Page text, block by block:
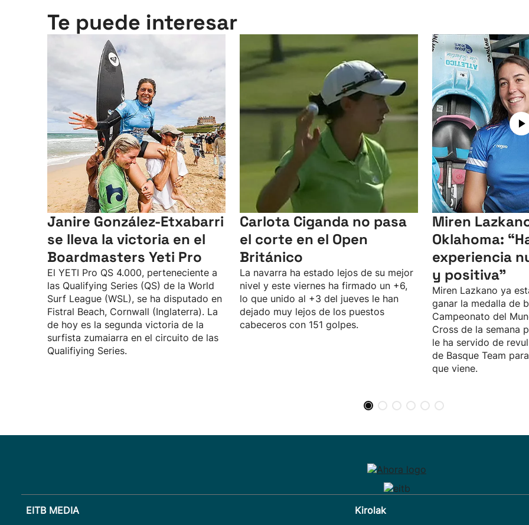
Te puede interesar
Janire González-Etxabarri
se lleva la victoria en el
Boardmasters Yeti Pro
El YETI Pro QS 4.000, perteneciente a
las Qualifying Series (QS) de la World
Surf League (WSL), se ha disputado en
Fistral Beach, Cornwall (Inglaterra). La
de hoy es la segunda victoria de la
surfista zumaiarra en el circuito de las
Qualifiying Series.
Carlota Ciganda no pasa
el corte en el Open
Británico
La navarra ha estado lejos de su mejor
nivel y este viernes ha firmado un +6,
lo que unido al +3 del jueves le han
dejado muy lejos de los puestos
cabeceros con 151 golpes.
Miren
Oklahoma:
experiencia
y positiva"
Miren Lazkano ya
ganar la medalla de
Campeonato del
Cross de la semana
le ha servido de
de Basque Team
que viene.
EITB MEDIA Kirolak